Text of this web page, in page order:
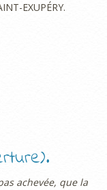
EXUPÉRY.
achevée, que la